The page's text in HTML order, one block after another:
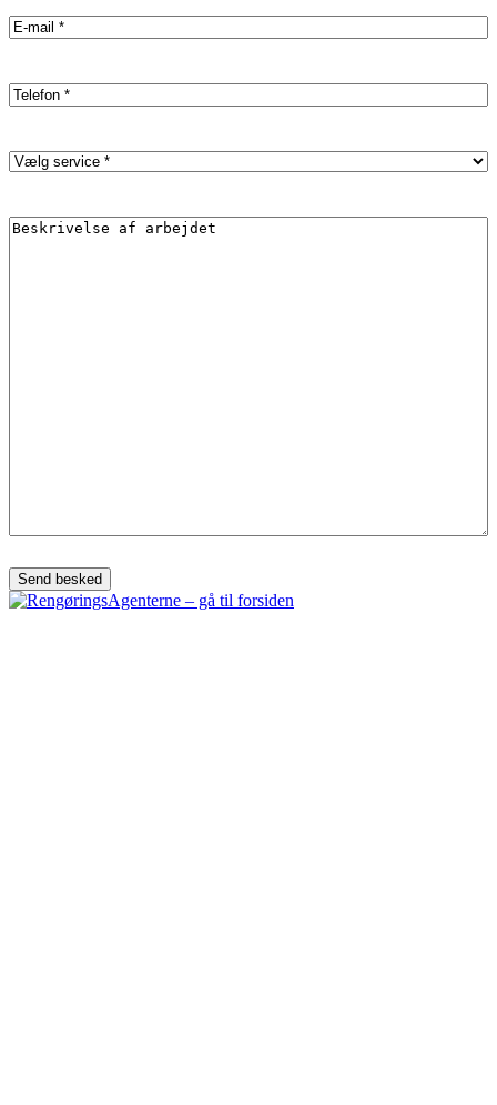
Email(Påkrævet)
Phone(Påkrævet)
Service(Påkrævet)
Description (Påkrævet)